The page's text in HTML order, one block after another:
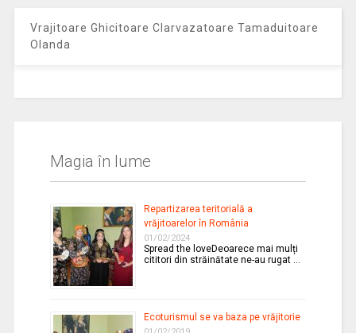
Vrajitoare Ghicitoare Clarvazatoare Tamaduitoare
Olanda
Magia în lume
Repartizarea teritorială a
vrăjitoarelor în România
01/02/2024
Spread the loveDeoarece mai mulți
cititori din străinătate ne-au rugat …
Ecoturismul se va baza pe vrăjitorie